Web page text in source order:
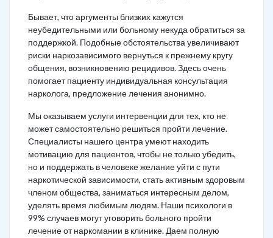
Бывает, что аргументы близких кажутся
неубедительными или больному некуда обратиться за
поддержкой. Подобные обстоятельства увеличивают
риски наркозависимого вернуться к прежнему кругу
общения, возникновению рецидивов. Здесь очень
помогает пациенту индивидуальная консультация
нарколога, предложение лечения анонимно.
Мы оказываем услуги интервенции для тех, кто не
может самостоятельно решиться пройти лечение.
Специалисты нашего центра умеют находить
мотивацию для пациентов, чтобы не только убедить,
но и поддержать в человеке желание уйти с пути
наркотической зависимости, стать активным здоровым
членом общества, заниматься интересным делом,
уделять время любимым людям. Наши психологи в
99% случаев могут уговорить больного пройти
лечение от наркомании в клинике. Даем полную